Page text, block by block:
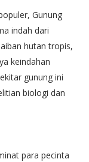
Gunung
indah dari
hutan tropis,
keindahan
gunung ini
biologi dan
para pecinta